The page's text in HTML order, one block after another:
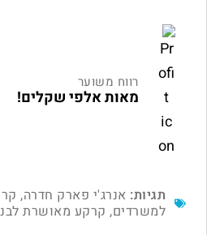
רווח משוער
מאות אלפי שקלים!
תגיות: אנרג'י פארק חדרה,
למשרדים, קרקע מאושרת